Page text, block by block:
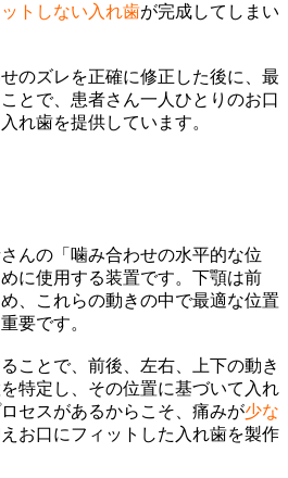
トしない入れ歯が完成してしまい
のズレを正確に修正した後に、最
とで、患者さん一人ひとりのお口
れ歯を提供しています。
んの「噛み合わせの水平的な位
に使用する装置です。下顎は前
、これらの動きの中で最適な位置
要です。
ことで、前後、左右、上下の動き
特定し、その位置に基づいて入れ
セスがあるからこそ、痛みが少な
お口にフィットした入れ歯を製作